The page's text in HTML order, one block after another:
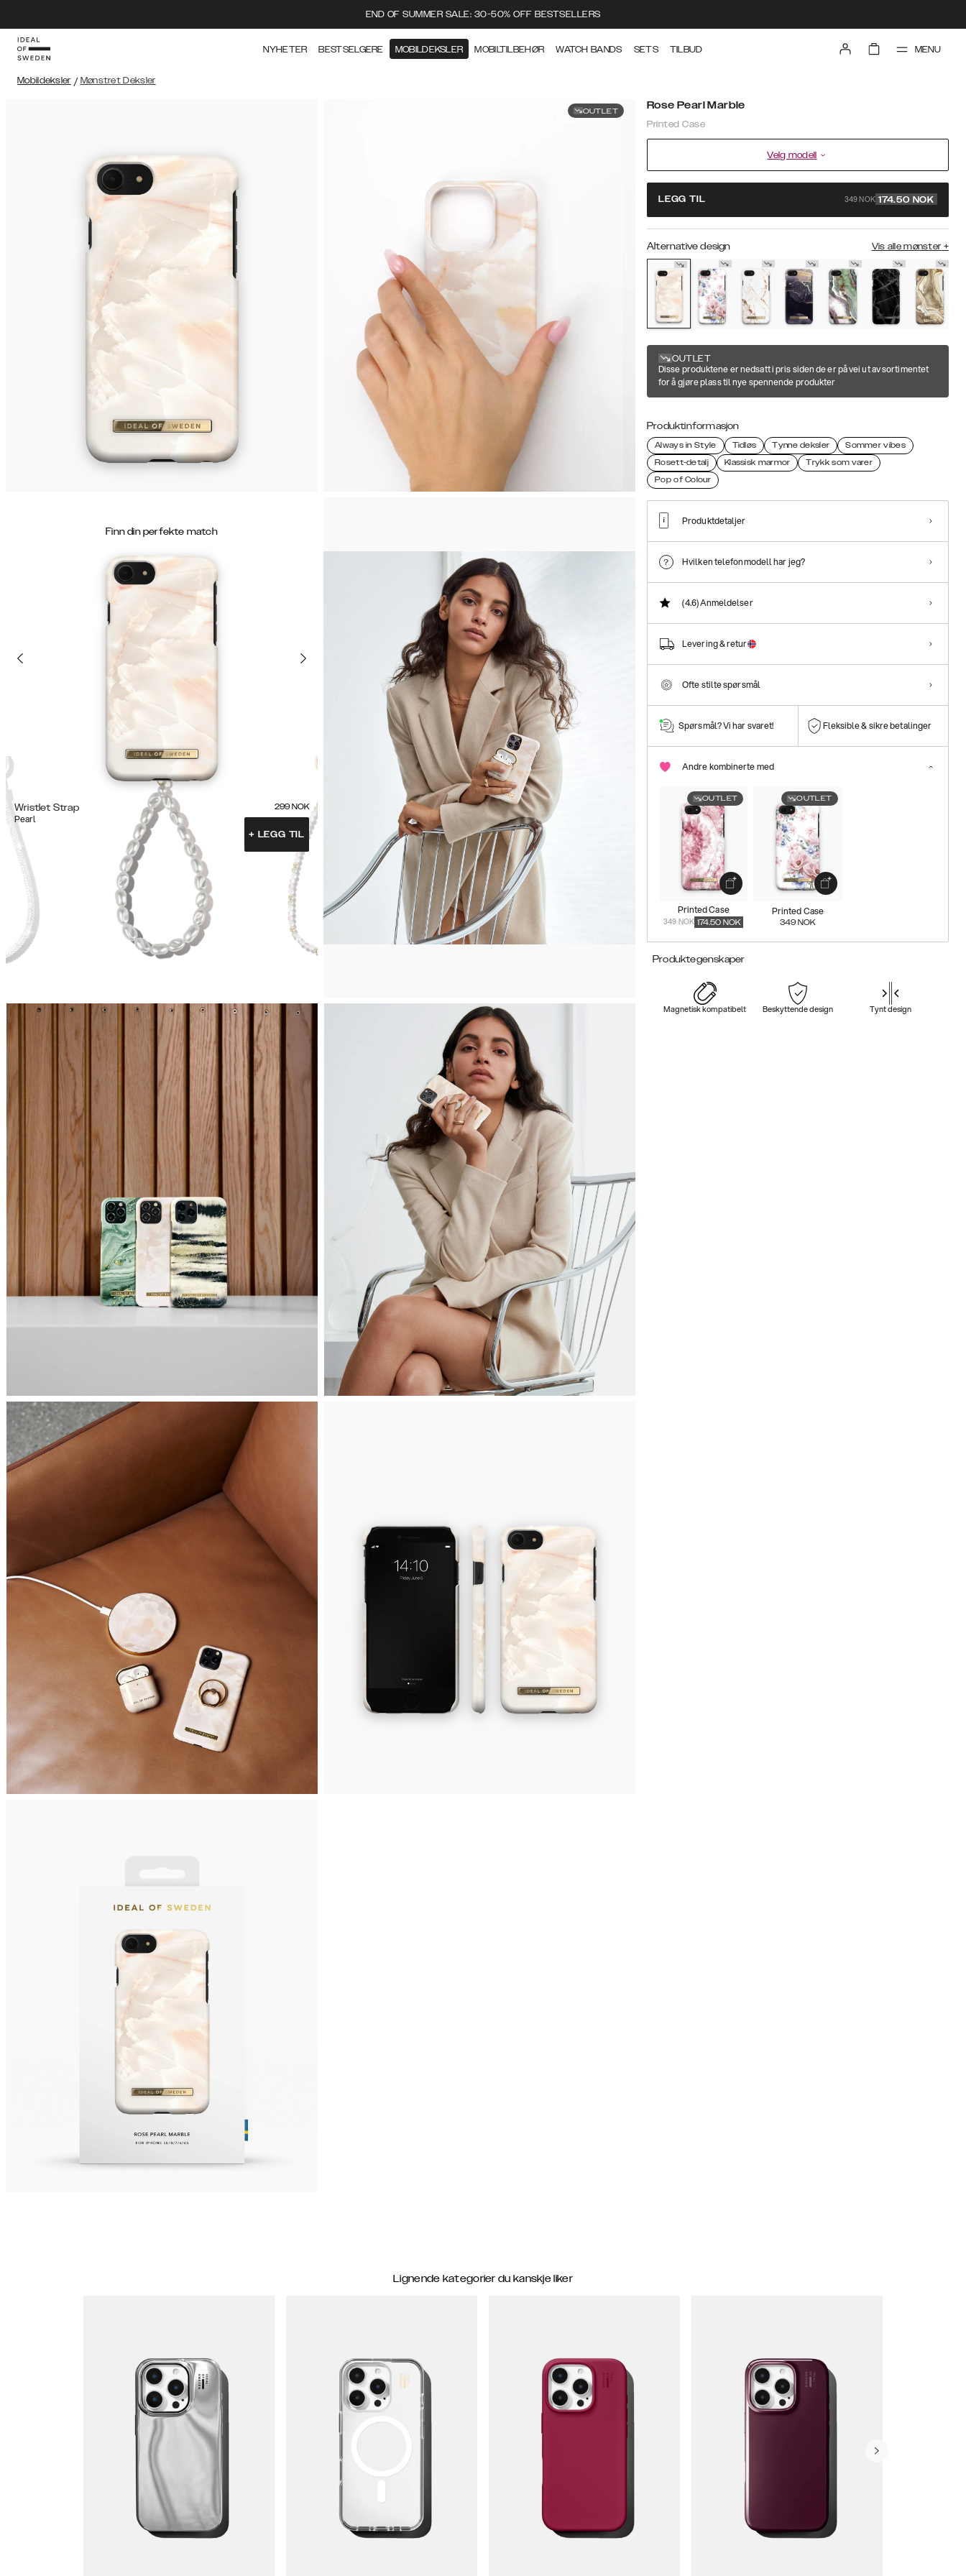
END OF SUMMER SALE: 30-50% OFF BESTSELLERS
NYHETER BESTSELGERE MOBILDEKSLER MOBILTILBEHØR WATCH BANDS SETS TILBUD MENU
Mobildeksler / Mønstret Deksler
OUTLET
Finn din perfekte match
Wristlet Strap
Pearl
299 NOK
+ LEGG TIL
Rose Pearl Marble
Printed Case
Velg modell
LEGG TIL 349 NOK 174.50 NOK
Alternative design Vis alle mønster +
OUTLET
Disse produktene er nedsatt i pris siden de er på vei ut av sortimentet
for å gjøre plass til nye spennende produkter
Produktinformasjon
Always in Style Tidløs Tynne deksler
Sommer vibes
Rosett-detalj
Klassisk marmor
Trykk som varer
Pop of Colour
Produktdetaljer
Hvilken telefonmodell har jeg?
(4.6)Anmeldelser
Levering & retur
Ofte stilte spørsmål
Spørsmål? Vi har svaret! Fleksible & sikre betalinger
Andre kombinerte med
OUTLET
Printed Case
349 NOK 174.50 NOK
OUTLET
Printed Case
349 NOK
Produktegenskaper
Magnetisk kompatibelt Beskyttende design Tynt design
Lignende kategorier du kanskje liker